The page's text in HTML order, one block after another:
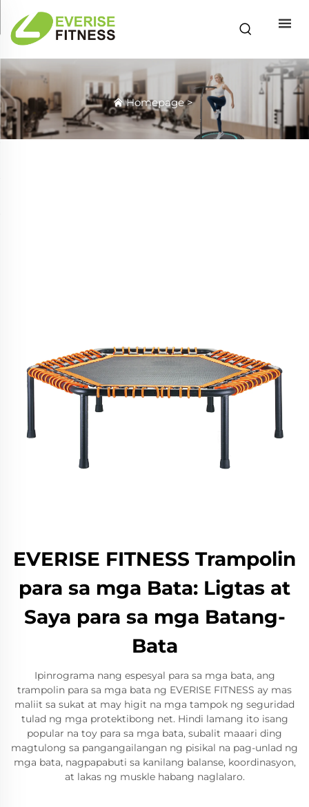
Homepage>
EVERISE FITNESS Trampolin
para sa mga Bata: Ligtas at
Saya para sa mga Batang-
Bata
Ipinrograma nang espesyal para sa mga bata, ang
trampolin para sa mga bata ng EVERISE FITNESS ay mas
maliit sa sukat at may higit na mga tampok ng seguridad
tulad ng mga protektibong net. Hindi lamang ito isang
popular na toy para sa mga bata, subalit maaari ding
magtulong sa pangangailangan ng pisikal na pag-unlad ng
mga bata, nagpapabuti sa kanilang balanse, koordinasyon,
at lakas ng muskle habang naglalaro.